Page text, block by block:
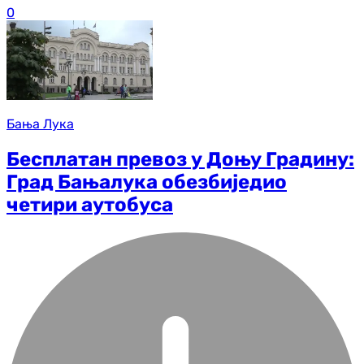
0
Бања Лука
Бесплатан превоз у Доњу Градину:
Град Бањалука обезбиједио
четири аутобуса